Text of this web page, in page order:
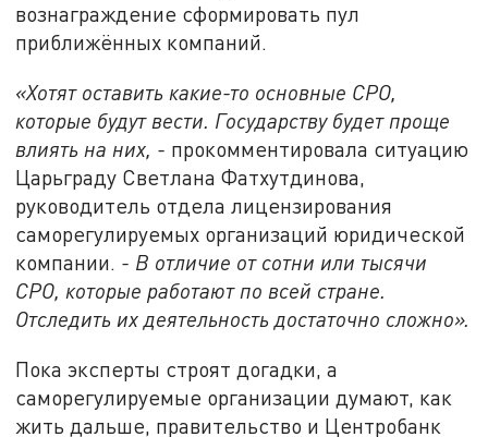
вознаграждение сформировать пул
приближённых компаний.
«Хотят оставить какие-то основные СРО,
которые будут вести. Государству будет проще
влиять на них, - прокомментировала ситуацию
Царьграду Светлана Фатхутдинова,
руководитель отдела лицензирования
саморегулируемых организаций юридической
компании. - В отличие от сотни или тысячи
СРО, которые работают по всей стране.
Отследить их деятельность достаточно сложно».
Пока эксперты строят догадки, а
саморегулируемые организации думают, как
жить дальше, правительство и Центробанк